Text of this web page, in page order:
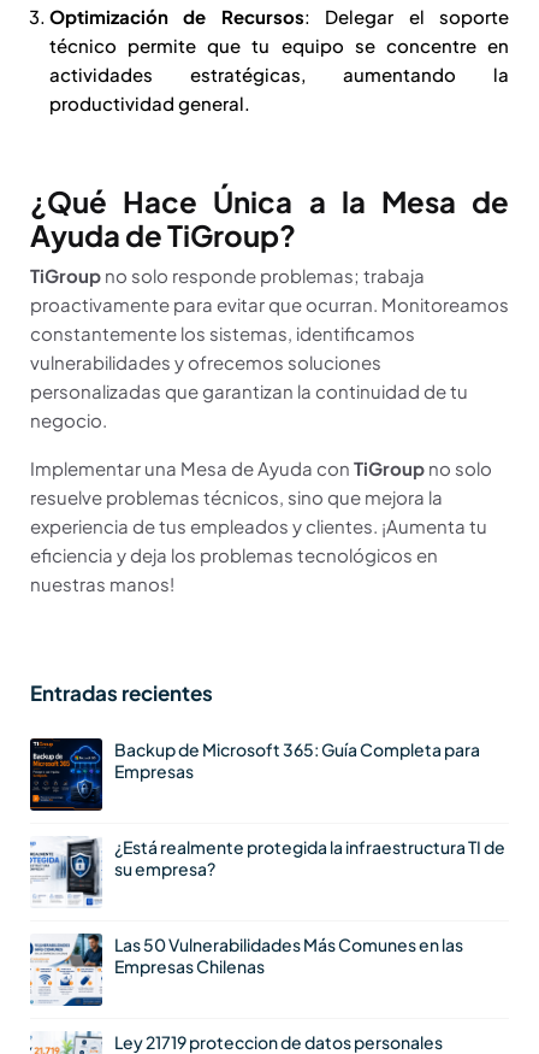
Optimización de Recursos: Delegar el soporte
técnico permite que tu equipo se concentre en
actividades estratégicas, aumentando la
productividad general.
¿Qué Hace Única a la Mesa de
Ayuda de TiGroup?
TiGroup no solo responde problemas; trabaja
proactivamente para evitar que ocurran. Monitoreamos
constantemente los sistemas, identificamos
vulnerabilidades y ofrecemos soluciones
personalizadas que garantizan la continuidad de tu
negocio.
Implementar una Mesa de Ayuda con TiGroup no solo
resuelve problemas técnicos, sino que mejora la
experiencia de tus empleados y clientes. ¡Aumenta tu
eficiencia y deja los problemas tecnológicos en
nuestras manos!
Entradas recientes
Backup de Microsoft 365: Guía Completa para
Empresas
¿Está realmente protegida la infraestructura TI de
su empresa?
Las 50 Vulnerabilidades Más Comunes en las
Empresas Chilenas
Ley 21719 proteccion de datos personales